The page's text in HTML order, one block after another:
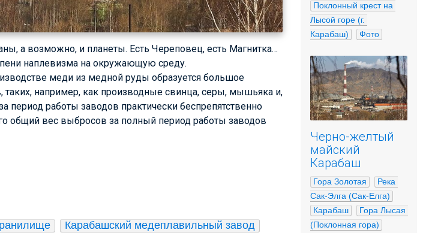
а возможно, и планеты. Есть Череповец, есть Магнитка…
наплевизма на окружающую среду.
меди из медной руды образуется большое
например, как производные свинца, серы, мышьяка и,
период работы заводов практически беспрепятственно
общий вес выбросов за полный период работы заводов
Карабашский медеплавильный завод
Поклонный крест на
Лысой горе (г.
Карабаш)
Фото
Черно-желтый
майский
Карабаш
Гора Золотая
Река
Сак-Элга (Сак-Елга)
Карабаш
Гора Лысая
(Поклонная гора)